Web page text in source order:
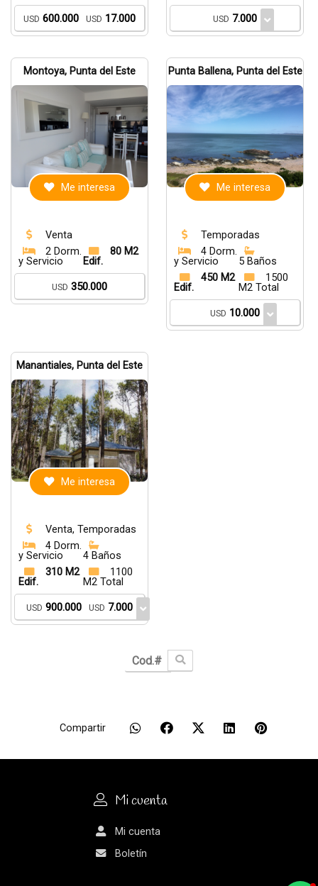
USD 600.000 USD 17.000 USD 7.000
Montoya, Punta del Este
Me interesa
Venta
2 Dorm.
y Servicio
80 M2
Edif.
USD 350.000
Punta Ballena, Punta del Este
Me interesa
Temporadas
4 Dorm.
y Servicio
5 Baños
450 M2
Edif.
1500
M2 Total
USD 10.000
Manantiales, Punta del Este
Me interesa
Venta, Temporadas
4 Dorm.
y Servicio
4 Baños
310 M2
Edif.
1100
M2 Total
USD 900.000 USD 7.000
Compartir
Mi cuenta
Mi cuenta
Boletín